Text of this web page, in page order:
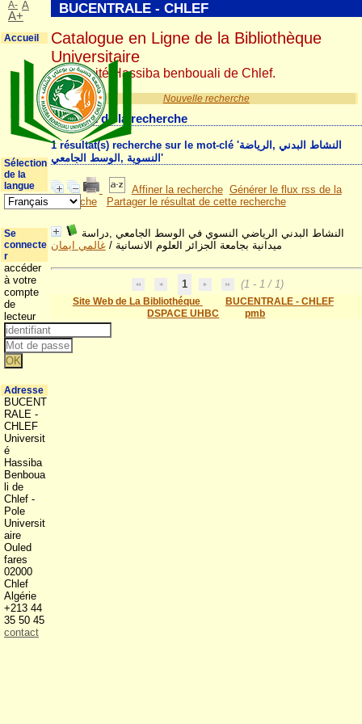
Nouvelle recherche
Résultat de la recherche
1 résultat(s) recherche sur le mot-clé 'النشاط البدني ,الرياضة
النسوية ,الوسط الجامعي'
Affiner la recherche Générer le flux rss de la
recherche
Partager le résultat de cette recherche
النشاط البدني الرياضي النسوي في الوسط الجامعي ,دراسة
ميدانية بجامعة الجزائر العلوم الانسانية /غالمي ايمان
1 (1 - 1 / 1)
Site Web de La Bibliothéque
BUCENTRALE - CHLEF
DSPACE UHBC
pmb
BUCENTRALE - CHLEF
Catalogue en Ligne de la Bibliothèque
Universitaire
Université Hassiba benbouali de Chlef.
A- A
A+
Accueil
Sélection
de la
langue
Se
connecte
r
accéder
à votre
compte
de
lecteur
Adresse
BUCENT
RALE -
CHLEF
Universit
é
Hassiba
Benboua
li de
Chlef -
Pole
Universit
aire
Ouled
fares
02000
Chlef
Algérie
+213 44
35 50 45
contact